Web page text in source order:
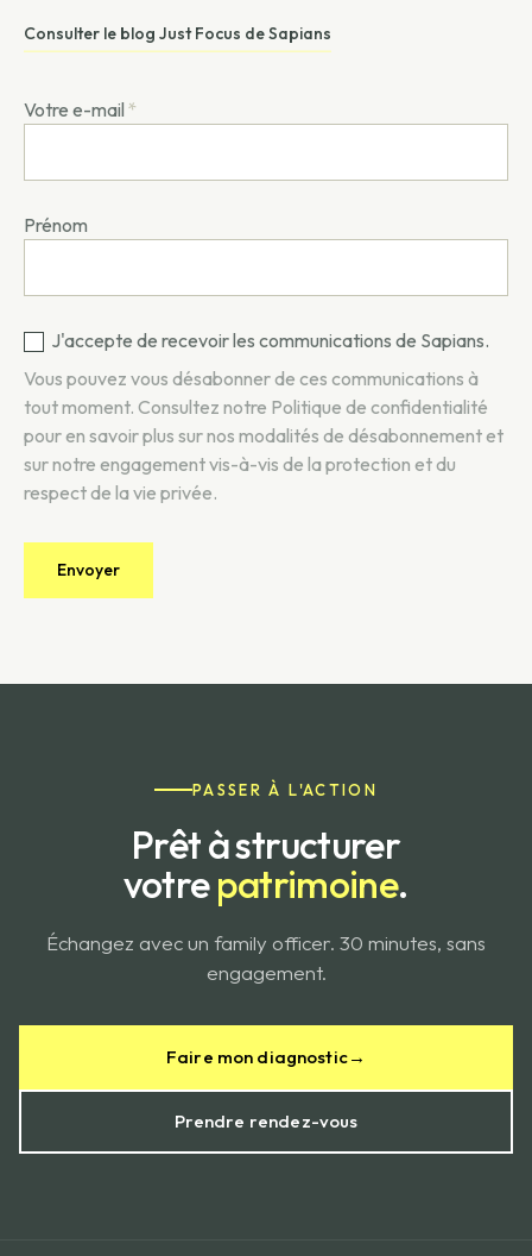
Consulter le blog Just Focus de Sapians
Votre e-mail *
Prénom
J'accepte de recevoir les communications de Sapians.
Vous pouvez vous désabonner de ces communications à
tout moment. Consultez notre Politique de confidentialité
pour en savoir plus sur nos modalités de désabonnement et
sur notre engagement vis-à-vis de la protection et du
respect de la vie privée.
PASSER À L'ACTION
Prêt à structurer
votrepatrimoine.
Échangez avec un family officer. 30 minutes, sans
engagement.
Faire mon diagnostic→
Prendre rendez-vous